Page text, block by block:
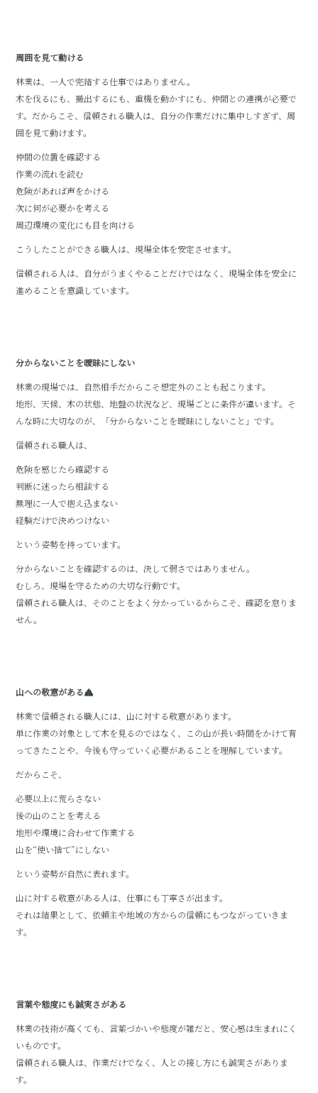
周囲を見て動ける
林業は、一人で完結する仕事ではありません。
木を伐るにも、搬出するにも、重機を動かすにも、仲間との連携が必要で
す。だからこそ、信頼される職人は、自分の作業だけに集中しすぎず、周
囲を見て動けます。
仲間の位置を確認する
作業の流れを読む
危険があれば声をかける
次に何が必要かを考える
周辺環境の変化にも目を向ける
こうしたことができる職人は、現場全体を安定させます。
信頼される人は、自分がうまくやることだけではなく、現場全体を安全に
進めることを意識しています。
分からないことを曖昧にしない
林業の現場では、自然相手だからこそ想定外のことも起こります。
地形、天候、木の状態、地盤の状況など、現場ごとに条件が違います。そ
んな時に大切なのが、「分からないことを曖昧にしないこと」です。
信頼される職人は、
危険を感じたら確認する
判断に迷ったら相談する
無理に一人で抱え込まない
経験だけで決めつけない
という姿勢を持っています。
分からないことを確認するのは、決して弱さではありません。
むしろ、現場を守るための大切な行動です。
信頼される職人は、そのことをよく分かっているからこそ、確認を怠りま
せん。
山への敬意がある
林業で信頼される職人には、山に対する敬意があります。
単に作業の対象として木を見るのではなく、この山が長い時間をかけて育
ってきたことや、今後も守っていく必要があることを理解しています。
だからこそ、
必要以上に荒らさない
後の山のことを考える
地形や環境に合わせて作業する
山を“使い捨て”にしない
という姿勢が自然に表れます。
山に対する敬意がある人は、仕事にも丁寧さが出ます。
それは結果として、依頼主や地域の方からの信頼にもつながっていきま
す。
言葉や態度にも誠実さがある
林業の技術が高くても、言葉づかいや態度が雑だと、安心感は生まれにく
いものです。
信頼される職人は、作業だけでなく、人との接し方にも誠実さがありま
す。